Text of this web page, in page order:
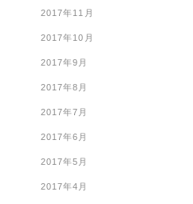
2017年11月
2017年10月
2017年9月
2017年8月
2017年7月
2017年6月
2017年5月
2017年4月